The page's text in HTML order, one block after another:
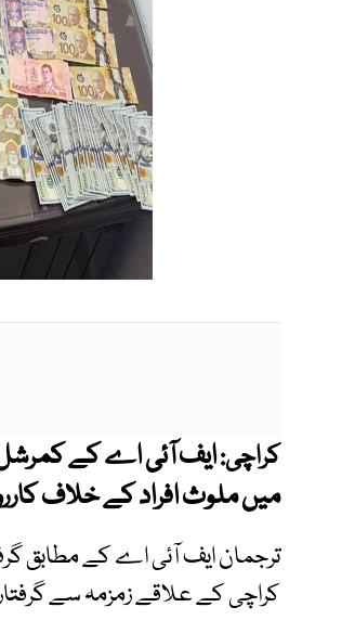
کراچی:ایف آئی اے کے کمرشل
میں ملوث افراد کے خلاف کارروائی کرتے ہوئے 3
ترجمان ایف آئی اے کے مطابق
کراچی کے علاقے زمزمہ سے